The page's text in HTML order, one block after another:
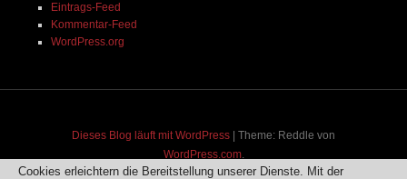
Eintrags-Feed
Kommentar-Feed
WordPress.org
Dieses Blog läuft mit WordPress
Theme: Reddle von
WordPress.com.
Cookies erleichtern die Bereitstellung unserer Dienste. Mit der